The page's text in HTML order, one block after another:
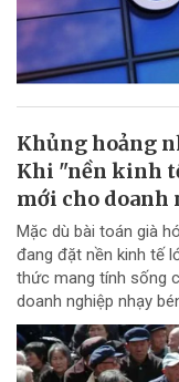
Khủng hoảng
Khi "nền kinh
mới cho doanh
Mặc dù bài toán già
đang đặt nền kinh tế
thức mang tính sống
doanh nghiệp nhạy